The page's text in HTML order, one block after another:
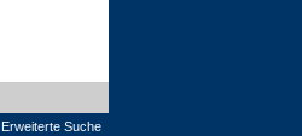
Erweiterte Suche